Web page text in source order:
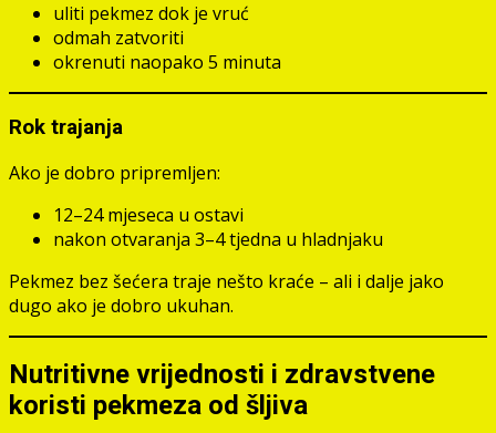
uliti pekmez dok je vruć
odmah zatvoriti
okrenuti naopako 5 minuta
Rok trajanja
Ako je dobro pripremljen:
12–24 mjeseca u ostavi
nakon otvaranja 3–4 tjedna u hladnjaku
Pekmez bez šećera traje nešto kraće – ali i dalje jako
dugo ako je dobro ukuhan.
Nutritivne vrijednosti i zdravstvene
koristi pekmeza od šljiva